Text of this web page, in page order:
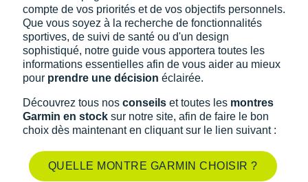
compte de vos priorités et de vos objectifs personnels.
Que vous soyez à la recherche de fonctionnalités
sportives, de suivi de santé ou d'un design
sophistiqué, notre guide vous apportera toutes les
informations essentielles afin de vous aider au mieux
pour prendre une décision éclairée.
Découvrez tous nos conseils et toutes les montres
Garmin en stock sur notre site, afin de faire le bon
choix dès maintenant en cliquant sur le lien suivant :
QUELLE MONTRE GARMIN CHOISIR ?